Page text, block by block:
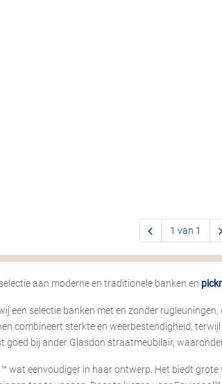
1 van 1
aan moderne en traditionele banken en
een selectie banken met en zonder
combineert sterkte en weerbestendigheid,
goed bij ander Glasdon straatmeubilair,
eenvoudiger in haar ontwerp. Het biedt grote